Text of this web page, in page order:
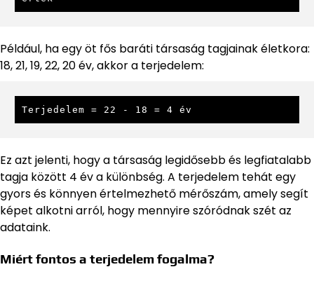
Például, ha egy öt fős baráti társaság tagjainak életkora:
18, 21, 19, 22, 20 év, akkor a terjedelem:
Terjedelem = 22 - 18 = 4 év
Ez azt jelenti, hogy a társaság legidősebb és legfiatalabb
tagja között 4 év a különbség. A terjedelem tehát egy
gyors és könnyen értelmezhető mérőszám, amely segít
képet alkotni arról, hogy mennyire szóródnak szét az
adataink.
Miért fontos a terjedelem fogalma?